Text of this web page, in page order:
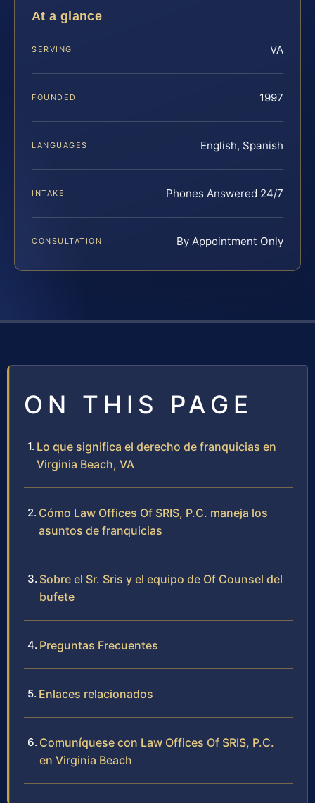
At a glance
SERVING VA
FOUNDED 1997
LANGUAGES English, Spanish
INTAKE Phones Answered 24/7
CONSULTATION By Appointment Only
ON THIS PAGE
Lo que significa el derecho de franquicias en
Virginia Beach, VA
Cómo Law Offices Of SRIS, P.C. maneja los
asuntos de franquicias
Sobre el Sr. Sris y el equipo de Of Counsel del
bufete
Preguntas Frecuentes
Enlaces relacionados
Comuníquese con Law Offices Of SRIS, P.C.
en Virginia Beach